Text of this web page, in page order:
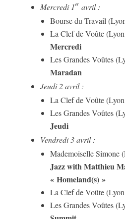
Mercredi 1eravril :
Bourse du Travail
La Clef de Voûte (Lyon
Mercredi
Les Grandes Voûtes
Maradan
Jeudi 2 avril :
La Clef de Voûte (Lyon
Les Grandes Voûtes
Jeudi
Vendredi 3 avril :
Mademoiselle Simone
Jazz with Matthieu
« Homeland(s) »
La Clef de Voûte (Lyon
Les Grandes Voûtes